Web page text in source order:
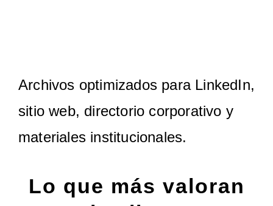
Archivos optimizados para LinkedIn,
sitio web, directorio corporativo y
materiales institucionales.
Lo que más valoran